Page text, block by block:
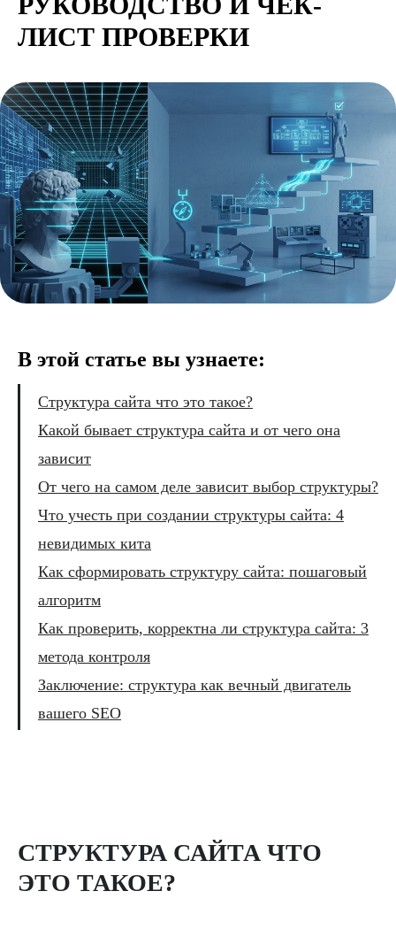
ЛИСТ ПРОВЕРКИ
В этой статье вы узнаете:
Структура сайта что это такое?
Какой бывает структура сайта и от чего она
зависит
От чего на самом деле зависит выбор структуры?
Что учесть при создании структуры сайта: 4
невидимых кита
Как сформировать структуру сайта: пошаговый
алгоритм
Как проверить, корректна ли структура сайта: 3
метода контроля
Заключение: структура как вечный двигатель
вашего SEO
СТРУКТУРА САЙТА ЧТО
ЭТО ТАКОЕ?